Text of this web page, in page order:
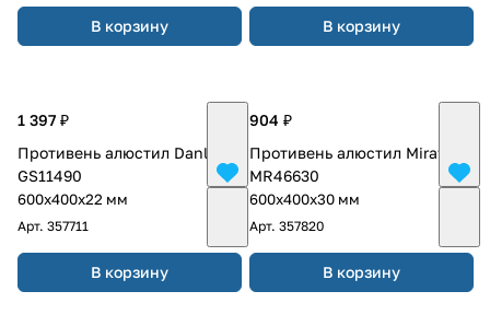
В корзину В корзину
1 397 ₽
Противень алюстил Danler
GS11490
600х400х22 мм
Арт. 357711
В корзину
904 ₽
Противень алюстил Miratek
MR46630
600х400х30 мм
Арт. 357820
В корзину